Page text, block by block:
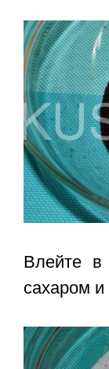
Влейте в
сахаром